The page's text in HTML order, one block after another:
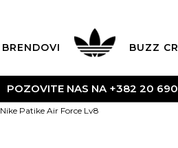
BRENDOVI BUZZ
POZOVITE NAS NA +382 20
Nike Patike Air Force Lv8